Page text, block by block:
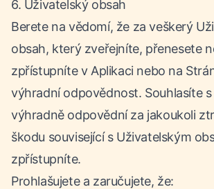
6. Uživatelský obsah
Berete na vědomí, že za veškerý
obsah, který zveřejníte, přenesete
zpřístupníte v Aplikaci nebo na
výhradní odpovědnost. Souhlasíte
výhradně odpovědní za jakoukoli
škodu související s Uživatelským
zpřístupníte.
Prohlašujete a zaručujete, že: